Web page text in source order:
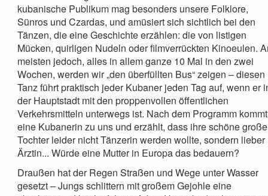
kubanische Publikum mag besonders unsere Folklore,
Sünros und Czardas, und amüsiert sich sichtlich bei den
Tänzen, die eine Geschichte erzählen: die von listigen
Mücken, quirligen Nudeln oder filmverrückten Kinoeulen.
meisten jedoch, alles in allem ganze 10 Mal in den zwei
Wochen, werden wir „den überfüllten Bus“ zeigen – diesen
Tanz führt praktisch jeder Kubaner jeden Tag auf, wenn er
der Hauptstadt mit den proppenvollen öffentlichen
Verkehrsmitteln unterwegs ist. Nach dem Programm kommt
eine Kubanerin zu uns und erzählt, dass ihre schöne große
Tochter leider nicht Tänzerin werden wollte, sondern lieber
Ärztin... Würde eine Mutter in Europa das bedauern?
Draußen hat der Regen Straßen und Wege unter Wasser
gesetzt – Jungs schlittern mit großem Gejohle eine